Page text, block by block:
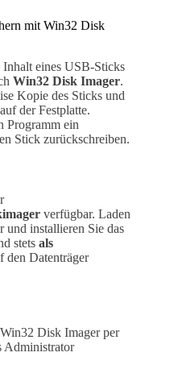
mit Win32 Disk
Inhalt eines USB-Sticks
Win32 Disk Imager.
Kopie des Sticks und
der Festplatte.
Programm ein
Stick zurückschreiben.
verfügbar. Laden
und installieren Sie das
stets als
den Datenträger
Disk Imager per
Administrator